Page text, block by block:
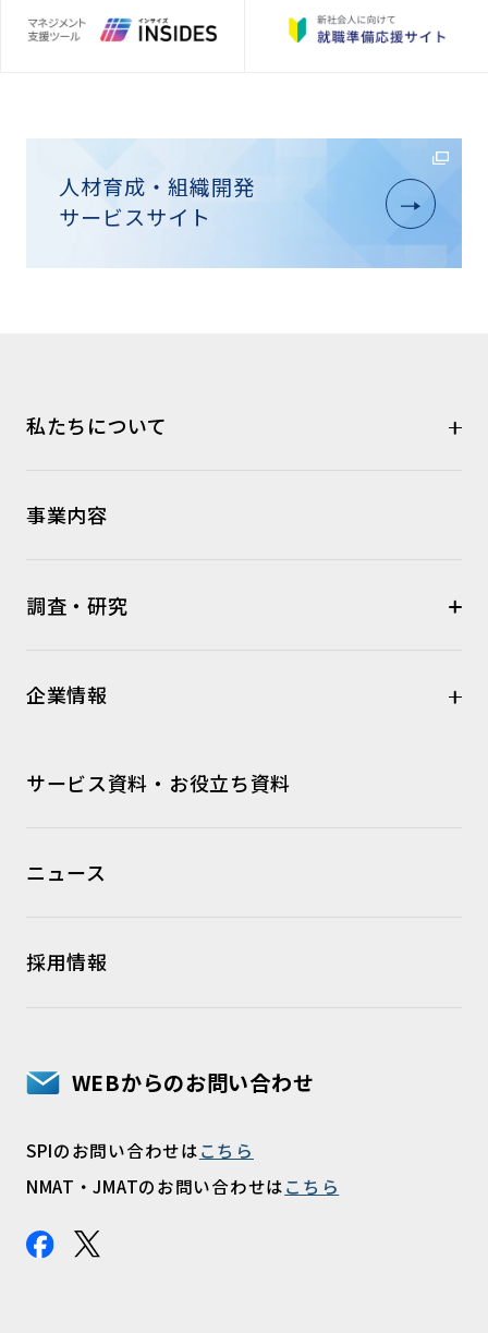
人材育成・組織開発
サービスサイト
私たちについて
事業内容
調査・研究
企業情報
サービス資料・お役立ち資料
ニュース
採用情報
WEBからのお問い合わせ
SPIのお問い合わせはこちら
NMAT・JMATのお問い合わせはこちら